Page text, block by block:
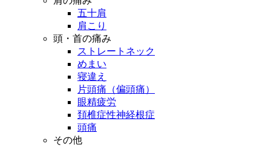
五十肩
肩こり
頭・首の痛み
ストレートネック
めまい
寝違え
片頭痛（偏頭痛）
眼精疲労
頚椎症性神経根症
頭痛
その他